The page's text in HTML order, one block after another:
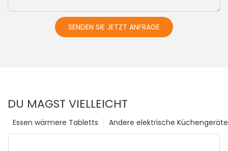
SENDEN SIE JETZT ANFRAGE
DU MAGST VIELLEICHT
Andere elektrische Küchengeräte
Essen wärmere Tabletts